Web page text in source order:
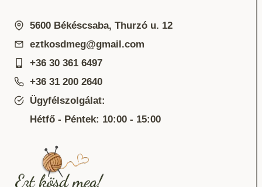
5600 Békéscsaba, Thurzó u. 12
eztkosdmeg@gmail.com
+36 30 361 6497
+36 31 200 2640
Ügyfélszolgálat:
Hétfő - Péntek: 10:00 - 15:00